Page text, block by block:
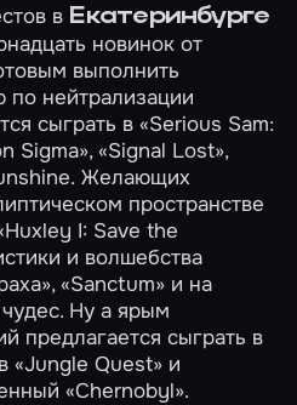
в Екатеринбурге
новинок от
выполнить
по нейтрализации
сыграть в«Serious Sam:
Sigma»,«Signal Lost»,
. Желающих
пространстве
I: Save the
и волшебства
,«Sanctum» и на
. Ну а ярым
предлагается сыграть в
«Jungle Quest» и
«Chernobyl».